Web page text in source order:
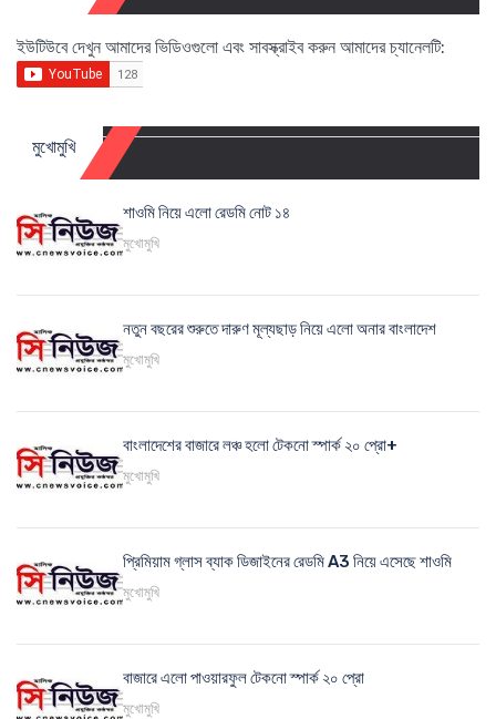
ইউটিউবে দেখুন আমাদের ভিডিওগুলো এবং সাবস্ক্রাইব করুন আমাদের চ্যানেলটি:
মুখোমুখি
শাওমি নিয়ে এলো রেডমি নোট ১৪
মুখোমুখি
নতুন বছরের শুরুতে দারুণ মূল্যছাড় নিয়ে এলো অনার বাংলাদেশ
মুখোমুখি
বাংলাদেশের বাজারে লঞ্চ হলো টেকনো স্পার্ক ২০ প্রো+
মুখোমুখি
প্রিমিয়াম গ্লাস ব্যাক ডিজাইনের রেডমি A3 নিয়ে এসেছে শাওমি
মুখোমুখি
বাজারে এলো পাওয়ারফুল টেকনো স্পার্ক ২০ প্রো
মুখোমুখি